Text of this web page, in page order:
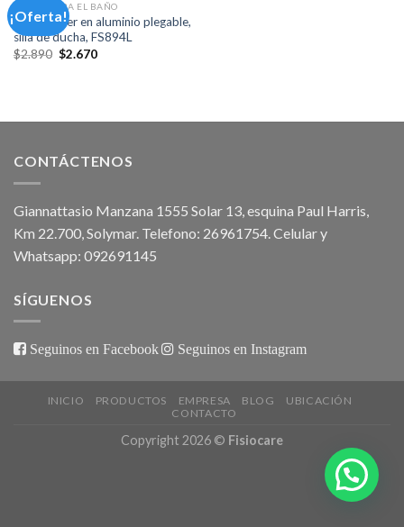
¡Oferta!
AYUDA PARA EL BAÑO
Sobrewater en aluminio plegable,
silla de ducha, FS894L
$2.890 El
precio
$2.670El
CONTÁCTENOS
Giannattasio Manzana 1555 Solar 13, esquina Paul Harris,
Km 22.700, Solymar. Telefono: 26961754. Celular y
Whatsapp: 092691145
SÍGUENOS
Seguinos en Facebook Seguinos en Instagram
INICIO PRODUCTOS EMPRESA BLOG
UBICACIÓN
CONTACTO
Copyright 2026 © Fisiocare